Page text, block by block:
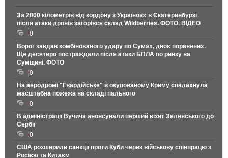
За 2000 кілометрів від кордону з Україною: в Єкатеринбурзі
після атаки дронів загорівся склад Wildberries. ФОТО. ВІДЕО
0
Ворог завдав комбінованого удару по Сумах, двоє поранених.
Ще десятеро постраждали після атаки БПЛА по ринку на
Сумщині. ФОТО
0
На аеродромі "Гвардійське" в окупованому Криму спалахнула
масштабна пожежа на складі пального
0
В адміністрації Вучича анонсували перший візит Зеленського до
Сербії
0
США розширили санкції проти Куби через військову співпрацю з
Росією та Китаєм